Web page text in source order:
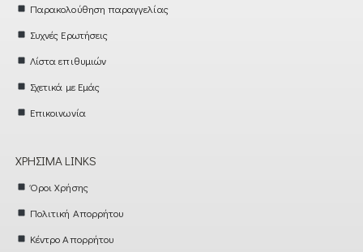
Παρακολούθηση παραγγελίας
Συχνές Ερωτήσεις
Λίστα επιθυμιών
Σχετικά με Εμάς
Επικοινωνία
ΧΡΉΣΙΜΑ LINKS
Όροι Χρήσης
Πολιτική Απορρήτου
Κέντρο Απορρήτου